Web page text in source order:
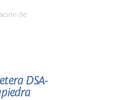
de
DSA-